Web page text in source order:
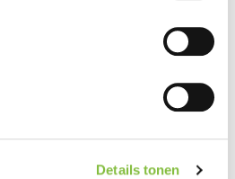
Details tonen